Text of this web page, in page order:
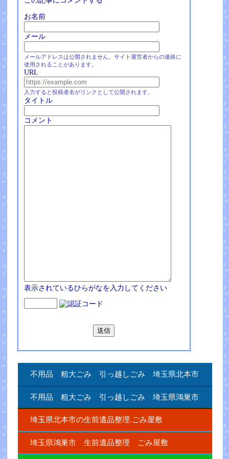
お名前
メール
メールアドレスは公開されません。サイト運営者からの連絡に
使用されることがあります。
URL
入力すると投稿者名がリンクとして公開されます。
タイトル
コメント
表示されているひらがなを入力してください
不用品 粗大ごみ 引っ越しごみ 埼玉県北本市
不用品 粗大ごみ 引っ越しごみ 埼玉県鴻巣市
埼玉県北本市の生前遺品整理.ごみ屋敷
埼玉県鴻巣市 生前遺品整理 ごみ屋敷